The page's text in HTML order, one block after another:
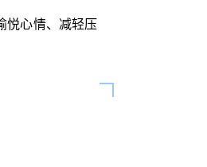
悦心情、减轻压